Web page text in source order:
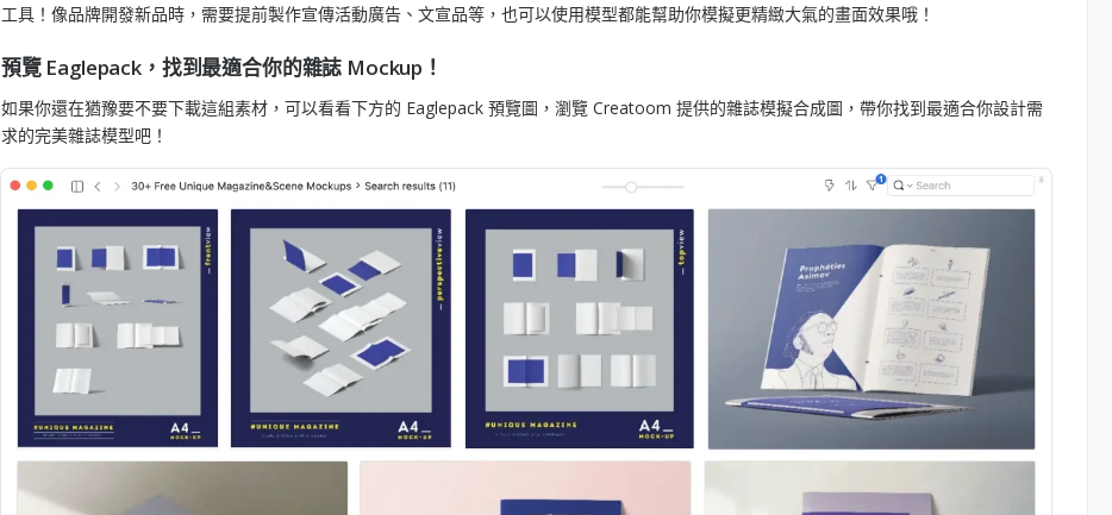
工具！像品牌開發新品時，需要提前製作宣傳活動廣告、文宣品等，也可以使用模型都能幫助你模擬更精緻大氣的畫面效果哦！
預覽 Eaglepack，找到最適合你的雜誌 Mockup！
如果你還在猶豫要不要下載這組素材，可以看看下方的 Eaglepack 預覽圖，瀏覽 Creatoom 提供的雜誌模擬合成圖，帶你找到最適合你設計需
求的完美雜誌模型吧！